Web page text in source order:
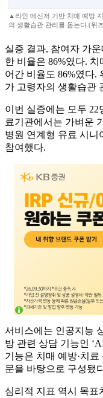
▲라인 메신저 기반 치매 예방
의 생활습관 관리를 돕는다.(위
실증 결과, 참여자 가
한 비율은 86%였다.
어간 비율도 86%였다.
가 고령자의 생활습관
이번 실증에는 모두 22
료기관에서는 가벼운
병원 연계형 유료 시니
참여했다.
서비스에는 인공지능
방 관련 상담 기능인
기능은 치매 예방·치
문을 바탕으로 구성됐
심리적 지표 역시 목표